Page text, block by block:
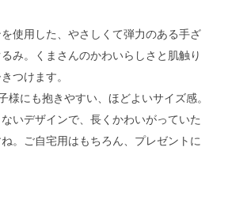
使用した、やさしくて弾力のある手ざ
み。くまさんのかわいらしさと肌触り
つけます。
様にも抱きやすい、ほどよいサイズ感。
いデザインで、長くかわいがっていた
。ご自宅用はもちろん、プレゼントに